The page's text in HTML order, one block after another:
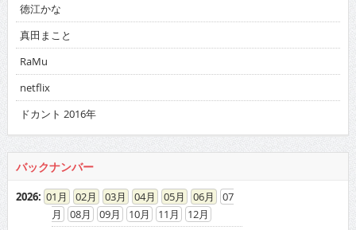
徳江かな
真田まこと
RaMu
netflix
ドカント 2016年
バックナンバー
2026: 01 02 03 04 05 06
07
08
09 10 11
12